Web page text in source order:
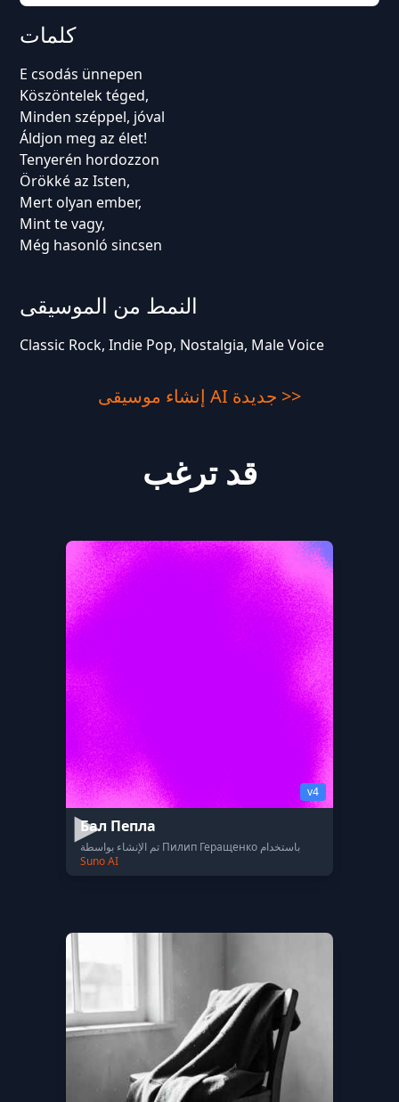
كلمات
E csodás ünnepen
Köszöntelek téged,
Minden széppel, jóval
Áldjon meg az élet!
Tenyerén hordozzon
Örökké az Isten,
Mert olyan ember,
Mint te vagy,
Még hasonló sincsen
النمط من الموسيقى
Classic Rock, Indie Pop, Nostalgia, Male Voice
إنشاء موسيقى AI جديدة >>
قد ترغب
v4
Бал Пепла
تم الإنشاء بواسطة Пилип Геращенко باستخدام
Suno AI